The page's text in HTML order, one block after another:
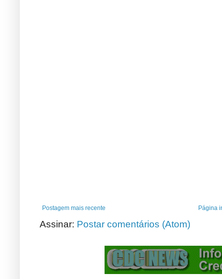
Postagem mais recente Página
Assinar: Postar comentários (Atom)